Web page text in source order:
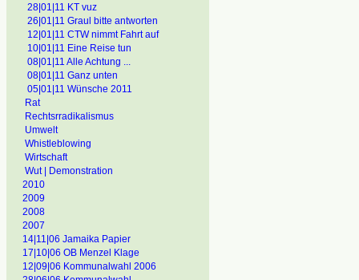
28|01|11 KT vuz
26|01|11 Graul bitte antworten
12|01|11 CTW nimmt Fahrt auf
10|01|11 Eine Reise tun
08|01|11 Alle Achtung ...
08|01|11 Ganz unten
05|01|11 Wünsche 2011
Rat
Rechtsrradikalismus
Umwelt
Whistleblowing
Wirtschaft
Wut | Demonstration
2010
2009
2008
2007
14|11|06 Jamaika Papier
17|10|06 OB Menzel Klage
12|09|06 Kommunalwahl 2006